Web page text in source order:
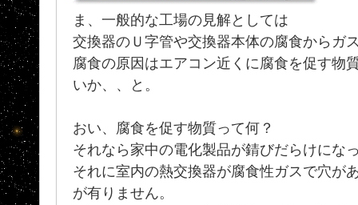
ま、一般的な工場の見解としては
交換器のＵ字管や交換器本体の腐食からガ
腐食の原因はエアコン近くに腐食を促す物
いか、、と。
おい、腐食を促す物質って何？
それなら家中の電化製品が錆びだらけにな
それに室内の熱交換器が腐食性ガスで穴が
が有りません。